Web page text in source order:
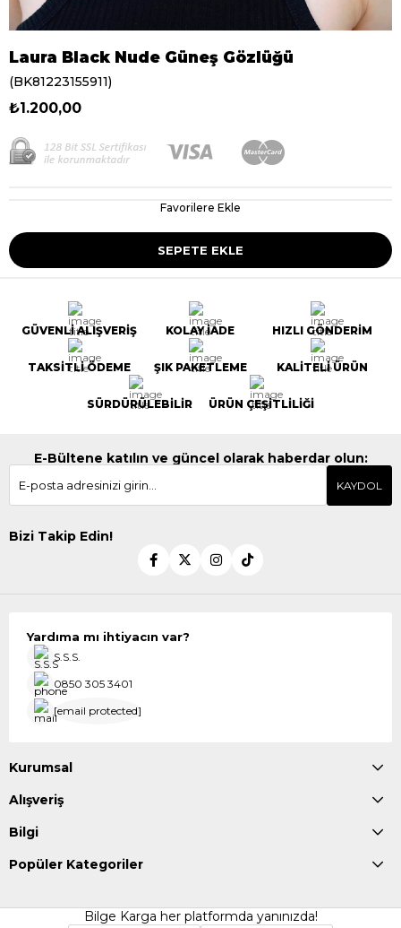
Laura Black Nude Güneş Gözlüğü
(BK81223155911)
₺1.200,00
Favorilere Ekle
GÜVENLİ ALIŞVERİŞ KOLAY İADE HIZLI GÖNDERİM
TAKSİTLİ ÖDEME ŞIK PAKETLEME KALİTELİ ÜRÜN
SÜRDÜRÜLEBİLİR ÜRÜN ÇEŞİTLİLİĞİ
E-Bültene katılın ve güncel olarak haberdar olun:
KAYDOL
Bizi Takip Edin!
Yardıma mı ihtiyacın var?
S.S.S.
0850 305 3401
[email protected]
Kurumsal
Alışveriş
Bilgi
Popüler Kategoriler
Bilge Karga her platformda yanınızda!